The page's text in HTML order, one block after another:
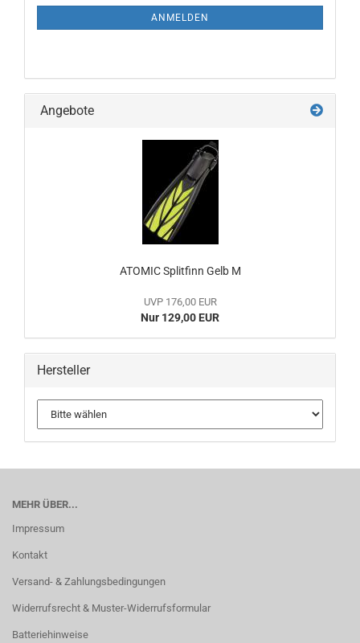
ANMELDEN
Angebote
ATOMIC Splitfinn Gelb M
UVP 176,00 EUR
Nur 129,00 EUR
Hersteller
MEHR ÜBER...
Impressum
Kontakt
Versand- & Zahlungsbedingungen
Widerrufsrecht & Muster-Widerrufsformular
Batteriehinweise